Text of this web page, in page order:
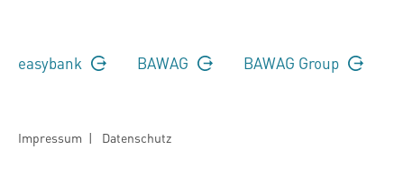
easybank BAWAG BAWAG Group
Impressum | Datenschutz